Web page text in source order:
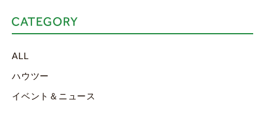
ALL
ハウツー
イベント＆ニュース